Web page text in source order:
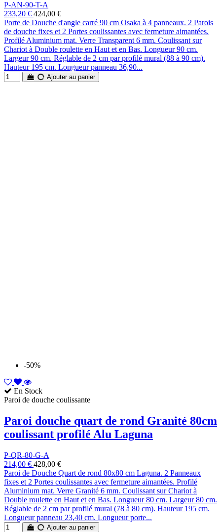
P-AN-90-T-A
233,20 € 424,00 €
Porte de Douche d'angle carré 90 cm Osaka à 4 panneaux. 2 Parois
de douche fixes et 2 Portes coulissantes avec fermeture aimantées.
Profilé Aluminium mat. Verre Transparent 6 mm. Coulissant sur
Chariot à Double roulette en Haut et en Bas. Longueur 90 cm.
Largeur 90 cm. Réglable de 2 cm par profilé mural (88 à 90 cm).
Hauteur 195 cm. Longueur panneau 36,90...
Ajouter au panier
-50%
En Stock
Paroi de douche coulissante
Paroi douche quart de rond Granité 80cm
coulissant profilé Alu Laguna
P-QR-80-G-A
214,00 € 428,00 €
Paroi de Douche Quart de rond 80x80 cm Laguna. 2 Panneaux
fixes et 2 Portes coulissantes avec fermeture aimantées. Profilé
Aluminium mat. Verre Granité 6 mm. Coulissant sur Chariot à
Double roulette en Haut et en Bas. Longueur 80 cm. Largeur 80 cm.
Réglable de 2 cm par profilé mural (78 à 80 cm). Hauteur 195 cm.
Longueur panneau 23,40 cm. Longueur porte...
Ajouter au panier